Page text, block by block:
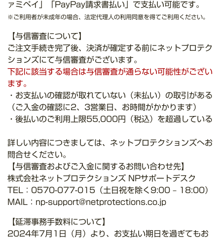
ァミペイ」「PayPay請求書払い」で支払い可能です。
※ご利用者が未成年の場合、法定代理人の利用同意を得てご利用ください。
【与信審査について】
ご注文手続き完了後、決済が確定する前にネットプロテク
ションズにて与信審査がございます。
下記に該当する場合は与信審査が通らない可能性がござい
ます。
・お支払いの確認が取れていない（未払い）の取引がある
（ご入金の確認に2、3営業日、お時間がかかります）
・後払いのご利用上限55,000円（税込）を超過している
詳しい内容につきましては、ネットプロテクションズへお
問合せください。
【与信審査およびご入金に関するお問い合わせ先】
株式会社ネットプロテクションズ NPサポートデスク
TEL：0570-077-015（土日祝を除く9:00 – 18:00）
MAIL：np-support@netprotections.co.jp
【延滞事務手数料について】
2024年7月1日（月）より、お支払い期日を過ぎてもお